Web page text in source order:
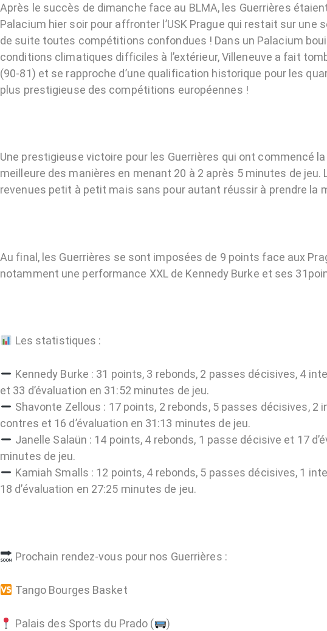
Après le succès de dimanche face au BLMA, les Guerrières
Palacium hier soir pour affronter l’USK Prague qui restait sur une
de suite toutes compétitions confondues ! Dans un Palacium
conditions climatiques difficiles à l’extérieur, Villeneuve a fait
(90-81) et se rapproche d’une qualification historique pour les
plus prestigieuse des compétitions européennes !
Une prestigieuse victoire pour les Guerrières qui ont commencé
meilleure des manières en menant 20 à 2 après 5 minutes de jeu.
revenues petit à petit mais sans pour autant réussir à prendre la
Au final, les Guerrières se sont imposées de 9 points face aux
notamment une performance XXL de Kennedy Burke et ses
Les statistiques :
Kennedy Burke : 31 points, 3 rebonds, 2 passes décisives, 4
et 33 d’évaluation en 31:52 minutes de jeu.
Shavonte Zellous : 17 points, 2 rebonds, 5 passes décisives, 2
contres et 16 d’évaluation en 31:13 minutes de jeu.
Janelle Salaün : 14 points, 4 rebonds, 1 passe décisive et 17
minutes de jeu.
Kamiah Smalls : 12 points, 4 rebonds, 5 passes décisives, 1
18 d’évaluation en 27:25 minutes de jeu.
Prochain rendez-vous pour nos Guerrières :
Tango Bourges Basket
Palais des Sports du Prado ( )